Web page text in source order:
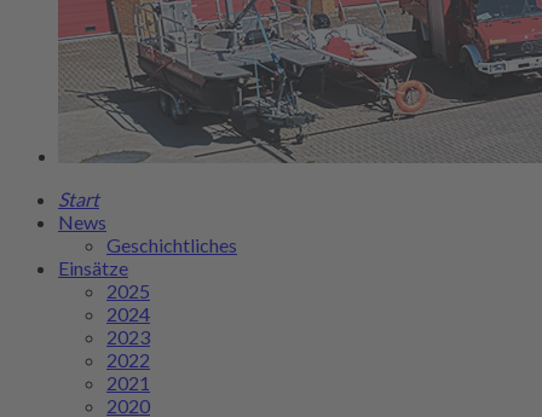
Start
News
Geschichtliches
Einsätze
2025
2024
2023
2022
2021
2020